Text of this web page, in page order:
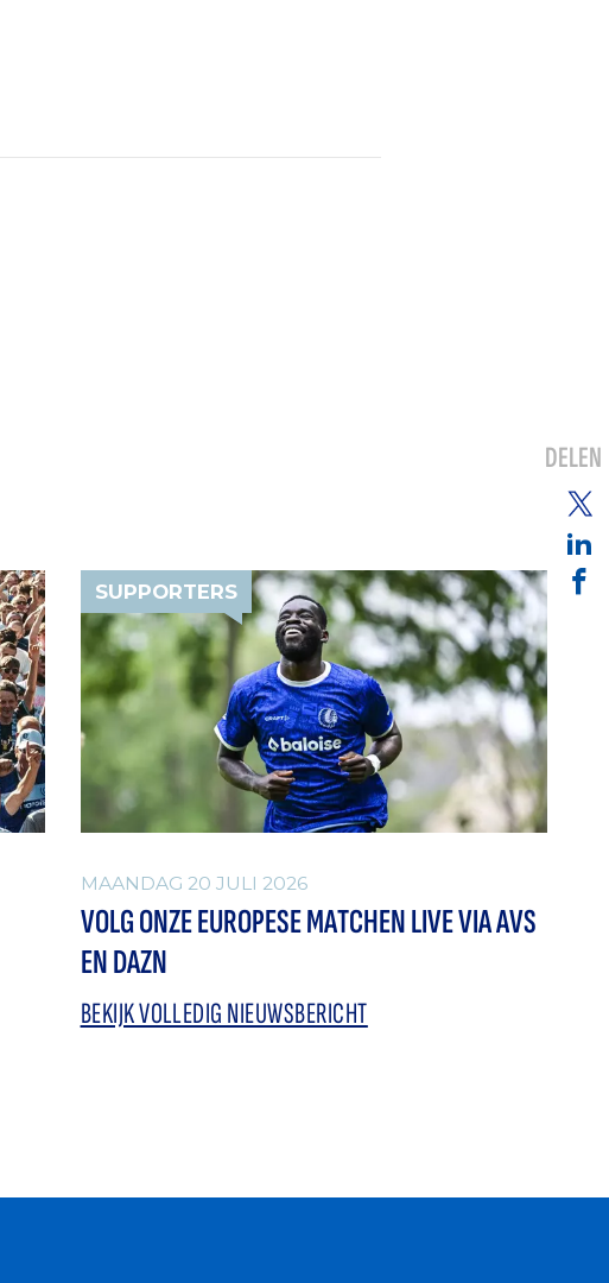
SUPPORTERS
MAANDAG 20 JULI 2026
VOLG ONZE EUROPESE MATCHEN LIVE VIA AVS
EN DAZN
BEKIJK VOLLEDIG NIEUWSBERICHT
DELEN